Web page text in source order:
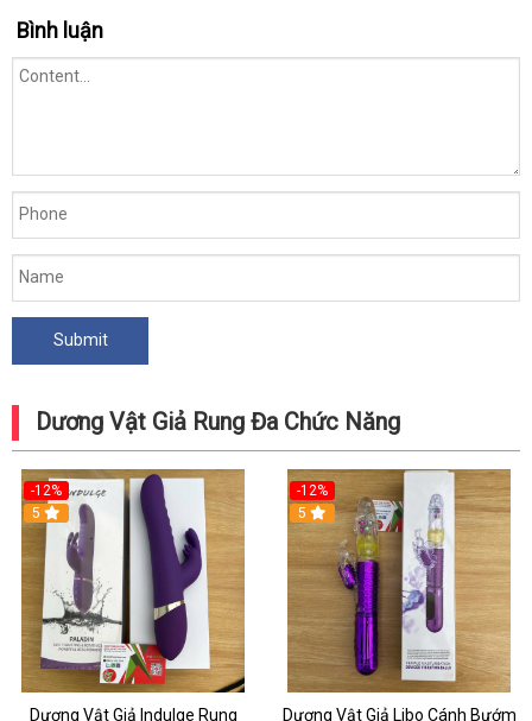
Bình luận
Dương Vật Giả Rung Đa Chức Năng
-12%
5
Dương Vật Giả Indulge Rung
-12%
5
Dương Vật Giả Libo Cánh Bướm